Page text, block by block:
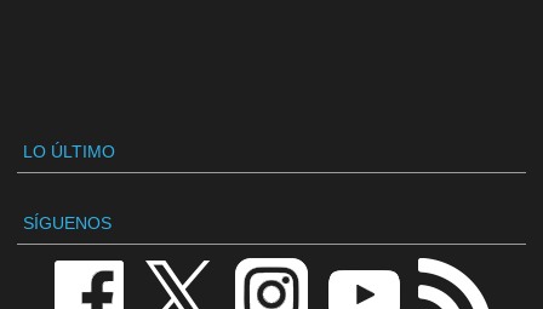
LO ÚLTIMO
SÍGUENOS